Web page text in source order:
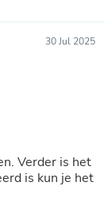
30 Jul 2025
Verder is het
is kun je het